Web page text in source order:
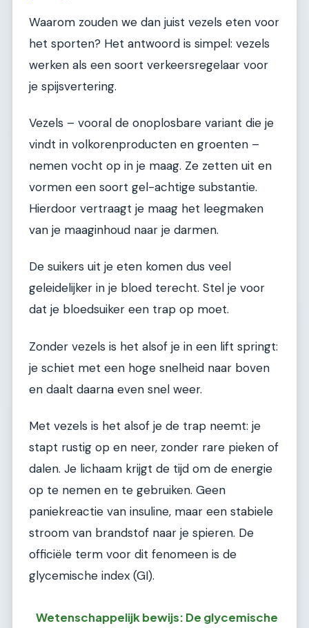
Waarom zouden we dan juist vezels eten voor
het sporten? Het antwoord is simpel: vezels
werken als een soort verkeersregelaar voor
je spijsvertering.
Vezels – vooral de onoplosbare variant die je
vindt in volkorenproducten en groenten –
nemen vocht op in je maag. Ze zetten uit en
vormen een soort gel-achtige substantie.
Hierdoor vertraagt je maag het leegmaken
van je maaginhoud naar je darmen.
De suikers uit je eten komen dus veel
geleidelijker in je bloed terecht. Stel je voor
dat je bloedsuiker een trap op moet.
Zonder vezels is het alsof je in een lift springt:
je schiet met een hoge snelheid naar boven
en daalt daarna even snel weer.
Met vezels is het alsof je de trap neemt: je
stapt rustig op en neer, zonder rare pieken of
dalen. Je lichaam krijgt de tijd om de energie
op te nemen en te gebruiken. Geen
paniekreactie van insuline, maar een stabiele
stroom van brandstof naar je spieren. De
officiële term voor dit fenomeen is de
glycemische index (GI).
Wetenschappelijk bewijs: De glycemische